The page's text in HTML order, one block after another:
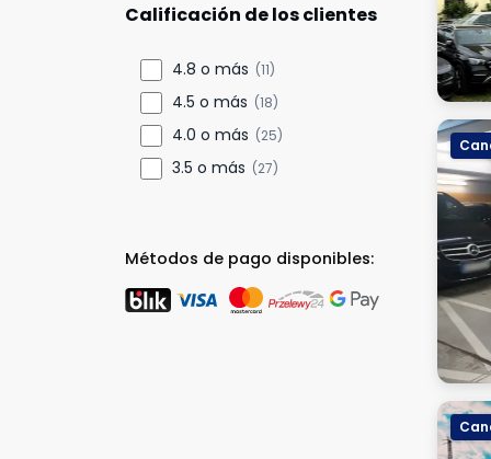
Calificación de los clientes
4.8 o más (11)
4.5 o más (18)
4.0 o más (25)
3.5 o más (27)
Métodos de pago disponibles: